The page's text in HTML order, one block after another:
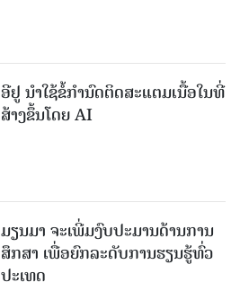
ອີຢູ ນຳໃຊ້ຂໍ້ກຳນົດຕິດສະແຕມເນື້ອໃນທີ່
ສ້າງຂຶ້ນໂດຍ AI
ມຽນມາ ຈະເພີ່ມງົບປະມານດ້ານການ
ສຶກສາ ເພື່ອຍົກລະດັບການຮຽນຮູ້ທົ່ວ
ປະເທດ